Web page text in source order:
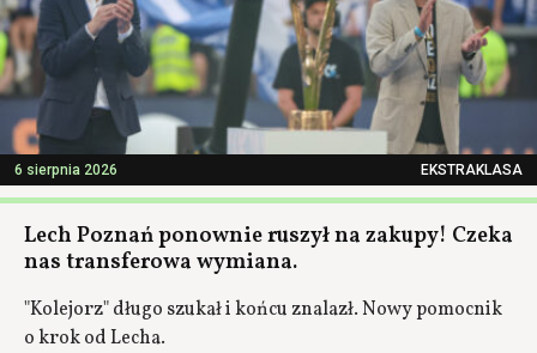
6 sierpnia 2026 EKSTRAKLASA
Lech Poznań ponownie ruszył na zakupy! Czeka
nas transferowa wymiana.
"Kolejorz" długo szukał i końcu znalazł. Nowy pomocnik
o krok od Lecha.